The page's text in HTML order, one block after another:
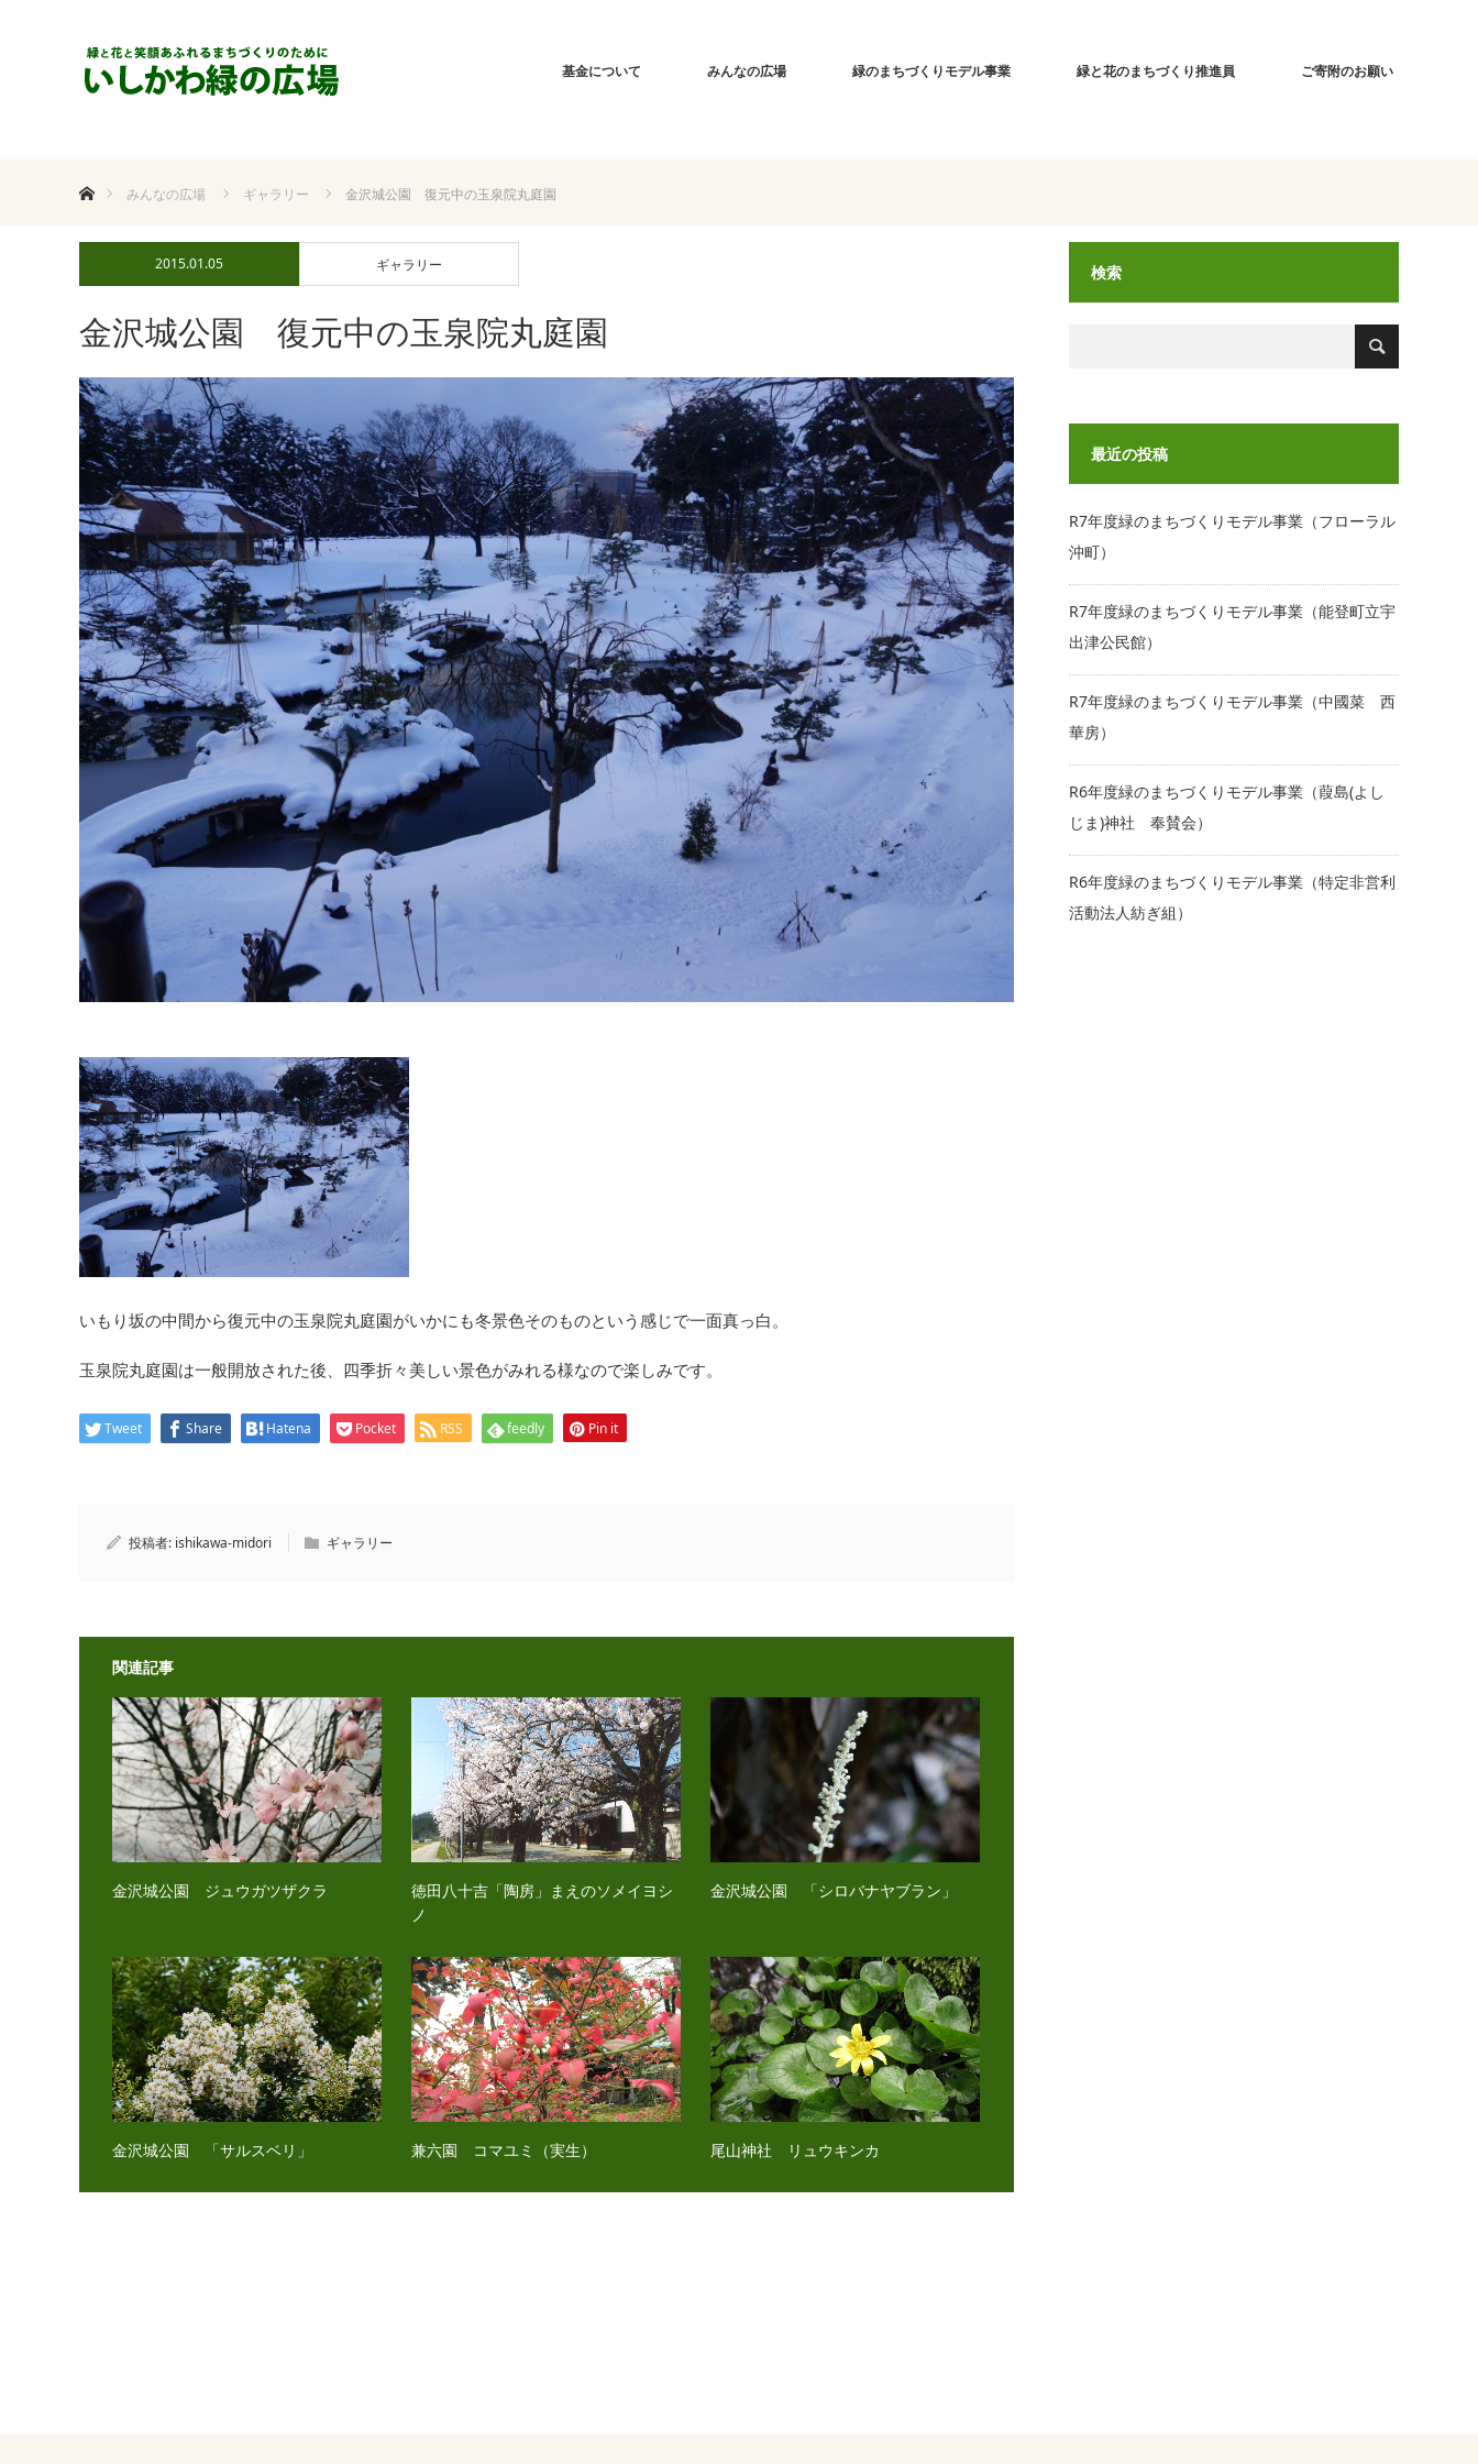
基金について みんなの広場 緑のまちづくりモデル事業 緑と花のまちづくり推進員 ご寄附のお願い
みんなの広場
ギャラリー 金沢城公園 復元中の玉泉院丸庭園
2015.01.05 ギャラリー
金沢城公園 復元中の玉泉院丸庭園
いもり坂の中間から復元中の玉泉院丸庭園がいかにも冬景色そのものという感じで一面真っ白。
玉泉院丸庭園は一般開放された後、四季折々美しい景色がみれる様なので楽しみです。
Tweet Share Hatena Pocket RSS feedly Pin it
投稿者: ishikawa-midori ギャラリー
関連記事
金沢城公園 ジュウガツザクラ
徳田八十吉「陶房」まえのソメイヨシ
ノ
金沢城公園 「シロバナヤブラン」
金沢城公園 「サルスベリ」 兼六園 コマユミ（実生） 尾山神社 リュウキンカ
検索
最近の投稿
R7年度緑のまちづくりモデル事業（フローラル
沖町）
R7年度緑のまちづくりモデル事業（能登町立宇
出津公民館）
R7年度緑のまちづくりモデル事業（中國菜 西
華房）
R6年度緑のまちづくりモデル事業（葭島(よし
じま)神社 奉賛会）
R6年度緑のまちづくりモデル事業（特定非営利
活動法人紡ぎ組）